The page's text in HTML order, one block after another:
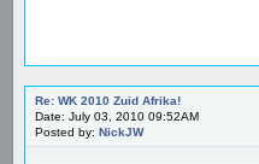
Re: WK 2010 Zuid Afrika!
Date: July 03, 2010 09:52AM
Posted by: NickJW